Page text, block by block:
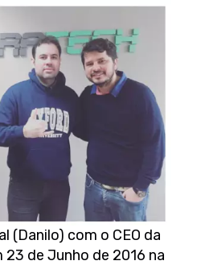
(Danilo) com o CEO da
23 de Junho de 2016 na